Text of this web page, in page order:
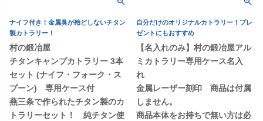
ナイフ付き！金属臭が殆どしないチタン
製カトラリー！
村の鍛冶屋
チタンキャンプカトラリー 3本
セット (ナイフ・フォーク・ス
プーン) 専用ケース付
燕三条で作られたチタン製のカ
トラリーセット！ 純チタン使
自分だけのオリジナルカトラリー！プレ
ゼントにもおすすめ
【名入れのみ】村の鍛冶屋アル
ミカトラリー専用ケース名入
れ
金属レーザー刻印 商品は付属
しません。
商品本体をお持ちで無い方は必